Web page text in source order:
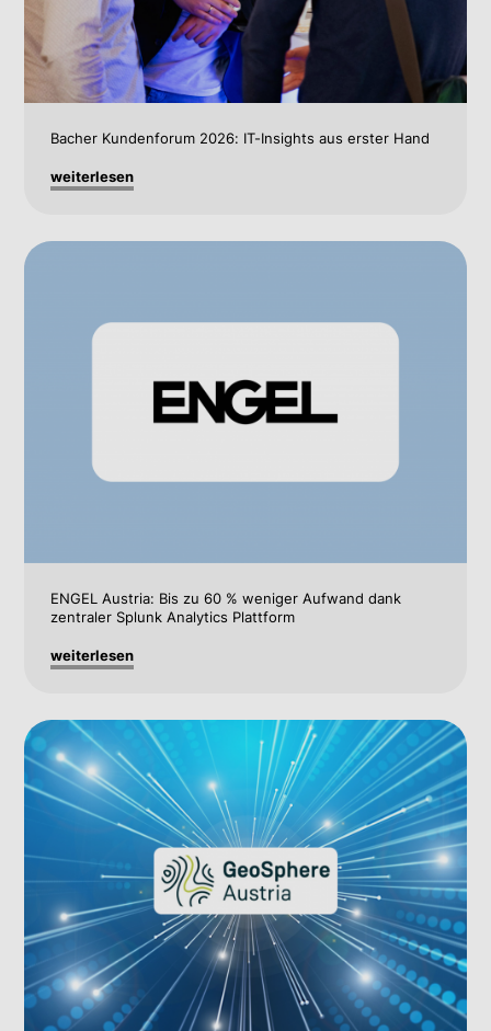
Bacher Kundenforum 2026: IT-Insights aus erster Hand
weiterlesen
ENGEL Austria: Bis zu 60 % weniger Aufwand dank
zentraler Splunk Analytics Plattform
weiterlesen